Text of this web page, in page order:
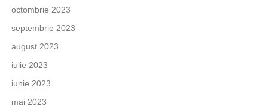
octombrie 2023
septembrie 2023
august 2023
iulie 2023
iunie 2023
mai 2023